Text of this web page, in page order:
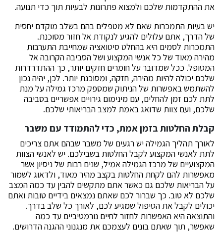
את ההתקדמות שלכם ולמצוא פתרונות לבעיות תוך כדי תנועה.
‏יש בעיות התמכרות שאם לא מטפלים בהם בשלב מוקדם יחסית
של הדרך, אתם עלולים להגיע לנקודת אל חזור מסוכנת.
התמכרות לסמים היא בהחלט סיטואציה שמחייבת התערבות
מהירה מאוד של כל אנשי המקצוע ושל הסביבה הקרובה אל
המטופל. ככל שמדובר על חומרים חזקים יותר, כך ההתדרדרות
שלכם יכולה להיות מהירה, חזקה, ומסוכנת יותר. לכן, ‏יהיה נכון
להשתמש באפשרות של הניתוק שמספק מרכז גמילה על מנת
לתת לכם זמן להחלים, עם מינימום גירויים אפשריים בסביבה
שלכם, ועם צוות שדואג באמת למצב הבריאותי שלכם.
‏קבלת החלטות בזמן אמת, כדי להתמודד עם משבר
‏לאורך תהליך הגמילה יש רגעים של משבר שבהם אתם צריכים
לתת לאנשי המקצוע לקבל החלטות בשבילכם. יש לאנשי הצוות
המקצועיים של מרכז הגמילה אמיל, ‏שנים רבות של ניסיון אשר
מאפשרות להם לקחת החלטות בקצב מהיר מאוד, ולדאוג לשמור
על הבריאות שלכם גם כאשר אתם מתקשים להבין עד כמה המצב
שלכם לא טוב. כך שברור לכם שאתם נמצאים בידיים טובות ואתם
יכולים לקבל את הטיפול שמגיע לכם, לאורך כל שלב בדרך.
‏והתוצאה היא האפשרות לחזור לחיים נורמטיביים עד כמה
שאפשר, תוך שאתם בונים לעצמכם את מנגנוני ההגנה הדרושים.